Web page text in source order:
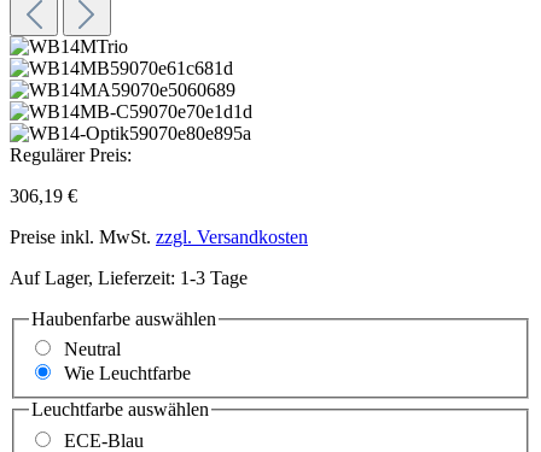
Regulärer Preis:
306,19 €
Preise inkl. MwSt. zzgl. Versandkosten
Auf Lager, Lieferzeit: 1-3 Tage
Haubenfarbe auswählen
Neutral
Wie Leuchtfarbe
Leuchtfarbe auswählen
ECE-Blau